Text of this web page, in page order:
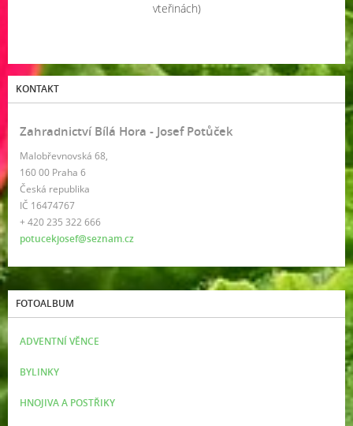
vteřinách)
KONTAKT
Zahradnictví Bílá Hora - Josef Potůček
Malobřevnovská 68,
160 00 Praha 6
Česká republika
IČ 16474767
+ 420 235 322 666
potucekjosef@seznam.cz
FOTOALBUM
ADVENTNÍ VĚNCE
BYLINKY
HNOJIVA A POSTŘIKY